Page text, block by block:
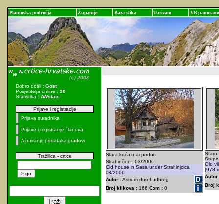
Planinska područja Županije Baza slika Turizam VR panorame
Dobro došli : Gost
Posjetitelja online : 30
Statistika : AWstats
Prijave i registracije
Prijava suradnika
Prijave i registracije članova
Ažuriranje podataka gradovi
Tražilica - crtice
Stara kuća u ai podno
Strahinčice...03/2006
Old house in Sasa under Strahinjcica
03/2006
Autor :Astrum doo-Ludbreg
Broj klikova : 166 Com : 0
Staro
Old
(978
Autor
Broj